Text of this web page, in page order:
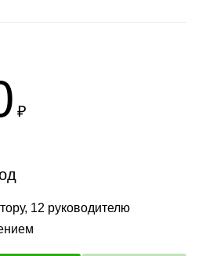
₽
12 руководителю